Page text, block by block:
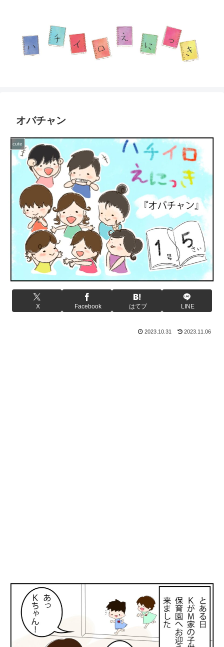
オバチャン
cute
X Facebook はてブ LINE
2023.10.31 2023.11.06